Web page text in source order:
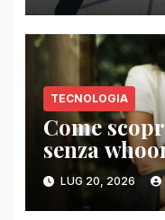
TECNOLOGIA
Come
senza
LUG 20, 2026